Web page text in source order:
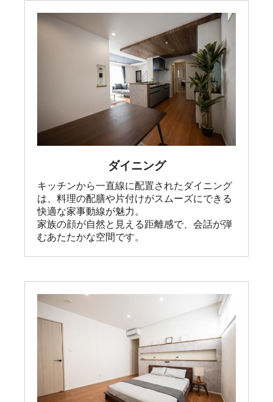
ダイニング
キッチンから一直線に配置されたダイニング
は、料理の配膳や片付けがスムーズにできる
快適な家事動線が魅力。
家族の顔が自然と見える距離感で、会話が弾
むあたたかな空間です。